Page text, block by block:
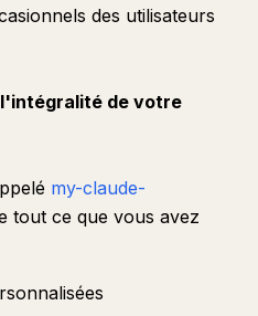
des utilisateurs
l'intégralité de votre
my-claude-
tout ce que vous avez